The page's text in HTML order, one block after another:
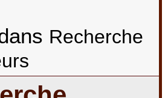
Recherche